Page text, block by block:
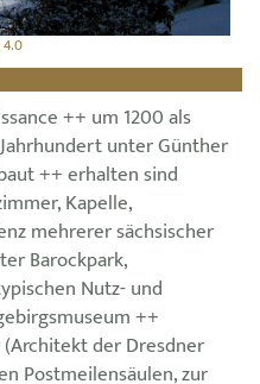
4.0
++ um 1200 als
unter Günther
++ erhalten sind
Kapelle,
mehrerer sächsischer
Barockpark,
Nutz- und
++
der Dresdner
Postmeilensäulen, zur